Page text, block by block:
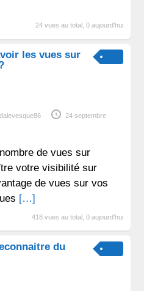
24 vues au total, 0 aujourd'hui
les vues sur
24 septembre
de vues sur
votre visibilité sur
de vues sur vos
[…]
418 vues au total, 0 aujourd'hui
du